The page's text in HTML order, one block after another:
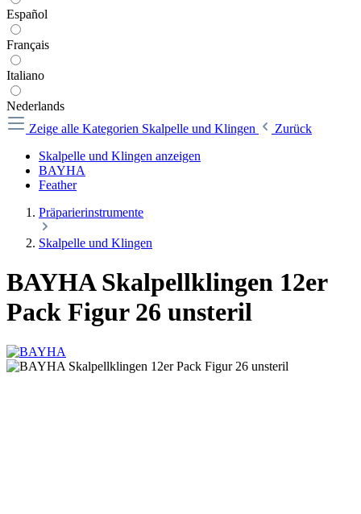
Español
Français
Italiano
Nederlands
Zeige alle Kategorien Skalpelle und Klingen
Zurück
Skalpelle und Klingen anzeigen
BAYHA
Feather
Präparierinstrumente
Skalpelle und Klingen
BAYHA Skalpellklingen 12er
Pack Figur 26 unsteril